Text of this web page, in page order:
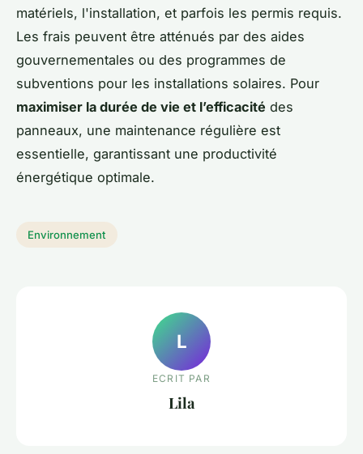
matériels, l'installation, et parfois les permis requis.
Les frais peuvent être atténués par des aides
gouvernementales ou des programmes de
subventions pour les installations solaires. Pour
maximiser la durée de vie et l’efficacité des
panneaux, une maintenance régulière est
essentielle, garantissant une productivité
énergétique optimale.
Environnement
L
ECRIT PAR
Lila